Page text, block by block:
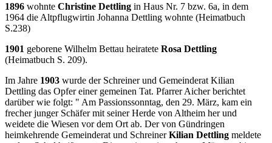
1896 wohnte Christine Dettling in Haus Nr. 7 bzw. 6a, in dem
1964 die Altpflugwirtin Johanna Dettling wohnte (Heimatbuch
S.238)
1901 geborene Wilhelm Bettau heiratete Rosa Dettling
(Heimatbuch S. 209).
Im Jahre 1903 wurde der Schreiner und Gemeinderat Kilian
Dettling das Opfer einer gemeinen Tat. Pfarrer Aicher berichtet
darüber wie folgt: " Am Passionssonntag, den 29. März, kam ein
frecher junger Schäfer mit seiner Herde von Altheim her und
weidete die Wiesen vor dem Ort ab. Der von Gündringen
heimkehrende Gemeinderat und SchreinerKilian Dettling meldete